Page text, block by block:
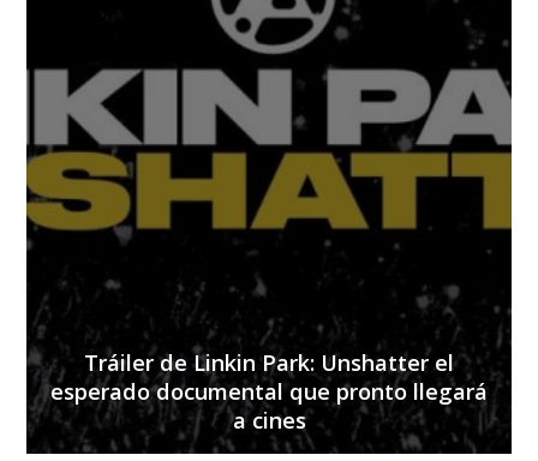
Tráiler de Linkin Park: Unshatter el
esperado documental que pronto llegará
a cines